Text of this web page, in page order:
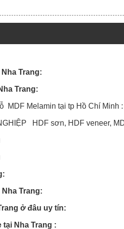
Trang:
Trang:
MDF Melamin tại tp Hồ Chí Minh :
HDF sơn, HDF veneer,
Trang:
ở đâu uy tín:
Nha Trang :